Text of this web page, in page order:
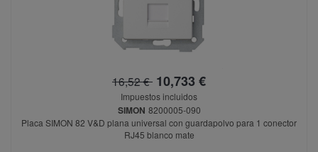
16,52 € 10,733 €
Impuestos incluidos
SIMON 8200005-090
Placa SIMON 82 V&D plana universal con guardapolvo para 1 conector
RJ45 blanco mate